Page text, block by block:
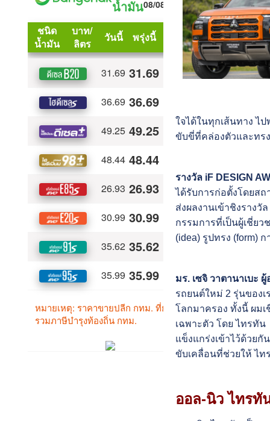
ใจได้ในทุกเส้นทาง ไ
ขับขี่ที่คล่องตัวและทร
รางวัล iF DESIGN
ได้รับการก่อตั้งโดยสถ
ส่งผลงานเข้าชิงรางวั
กรรมการที่เป็นผู้เชี่ย
(idea) รูปทรง (form)
มร. เซจิ วาตานาเบะ
รถยนต์ใหม่ 2 รุ่นของ
โลกมาครอง ทั้งนี้ ผม
เฉพาะตัว โดย ไทรทั
แข็งแกร่งเข้าไว้ด้วย
ขับเคลื่อนที่ช่วยให้ ไท
ออล-นิว ไทรทั